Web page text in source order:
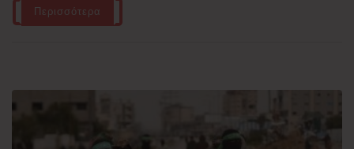
Περισσότερα